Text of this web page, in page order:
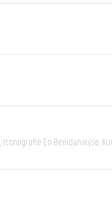
Iconografie En Beeldanalyse